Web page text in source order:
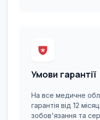
Умови гарантії
На все медичне
гарантія від 12
зобов'язання та